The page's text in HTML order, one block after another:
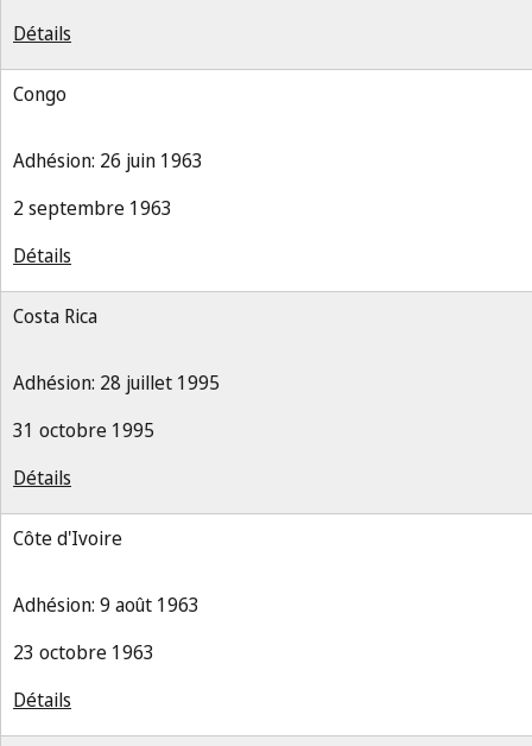
Détails
Congo
Adhésion: 26 juin 1963
2 septembre 1963
Détails
Costa Rica
Adhésion: 28 juillet 1995
31 octobre 1995
Détails
Côte d'Ivoire
Adhésion: 9 août 1963
23 octobre 1963
Détails